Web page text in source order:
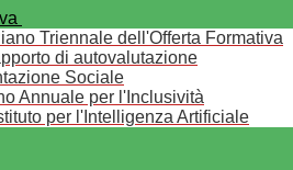
Triennale dell'Offerta Formativa
di autovalutazione
Sociale
Annuale per l'Inclusività
per l'Intelligenza Artificiale